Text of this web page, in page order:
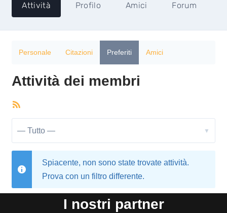
Attività Profilo Amici Forum
Personale Citazioni Preferiti Amici
Attività dei membri
Spiacente, non sono state trovate attività.
Prova con un filtro differente.
I nostri partner